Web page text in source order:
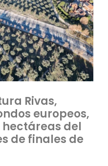
Rivas,
europeos,
del
de finales de